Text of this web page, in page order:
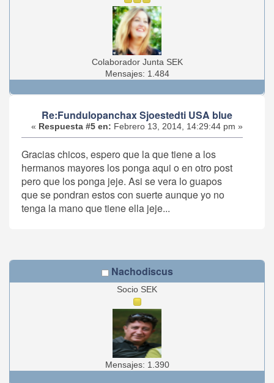
Colaborador Junta SEK
Mensajes: 1.484
Re:Fundulopanchax Sjoestedti USA blue
« Respuesta #5 en: Febrero 13, 2014, 14:29:44 pm »
Gracias chicos, espero que la que tiene a los
hermanos mayores los ponga aqui o en otro post
pero que los ponga jeje. Asi se vera lo guapos
que se pondran estos con suerte aunque yo no
tenga la mano que tiene ella jeje...
Nachodiscus
Socio SEK
Mensajes: 1.390